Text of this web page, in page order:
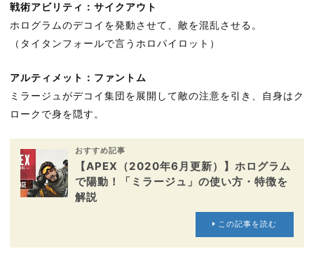
戦術アビリティ：サイクアウト
ホログラムのデコイを発動させて、敵を混乱させる。
（タイタンフォールで言うホロパイロット）
アルティメット：ファントム
ミラージュがデコイ集団を展開して敵の注意を引き、自身はク
ロークで身を隠す。
おすすめ記事
【APEX（2020年6月更新）】ホログラム
で陽動！「ミラージュ」の使い方・特徴を
解説
この記事を読む